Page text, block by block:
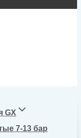
GX
7-13 бар